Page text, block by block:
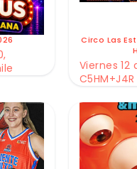
Circo Las
Viernes 12